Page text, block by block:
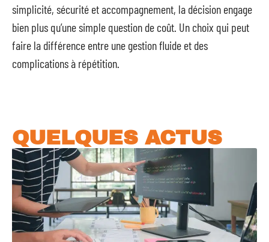
simplicité, sécurité et accompagnement, la décision engage
bien plus qu’une simple question de coût. Un choix qui peut
faire la différence entre une gestion fluide et des
complications à répétition.
QUELQUES ACTUS